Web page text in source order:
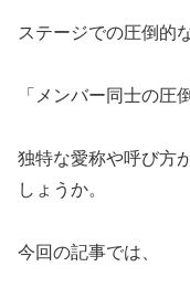
ステージでの圧倒的
「メンバー同士の圧
独特な愛称や呼び方
しょうか。
​今回の記事では、